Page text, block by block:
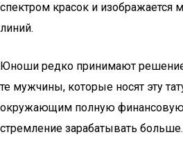
спектром красок и
линий.
Юноши редко принимают
те мужчины, которые носят эту
окружающим полную финансовую
стремление зарабатывать больше.